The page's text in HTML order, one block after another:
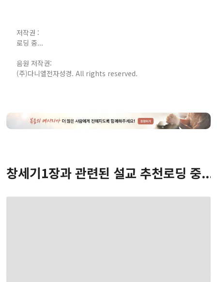
저작권 :
로딩 중...
음원 저작권:
(주)다니엘전자성경. All rights reserved.
창세기1장과 관련된 설교 추천로딩 중...